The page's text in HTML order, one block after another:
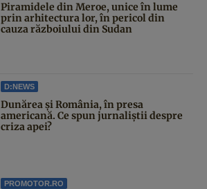
Piramidele din Meroe, unice în lume
prin arhitectura lor, în pericol din
cauza războiului din Sudan
D:NEWS
Dunărea și România, în presa
americană. Ce spun jurnaliștii despre
criza apei?
PROMOTOR.RO